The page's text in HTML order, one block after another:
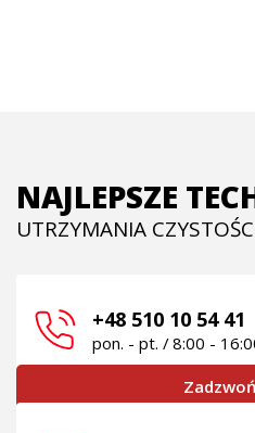
NAJLEPSZE
UTRZYMANIA
+48 510 10 54 41
pon. - pt. / 8:00 -